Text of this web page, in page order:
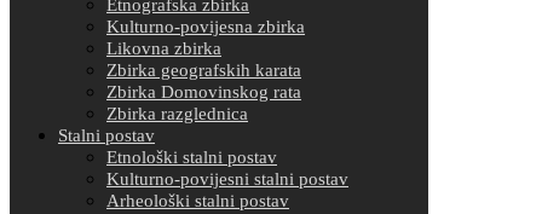
Etnografska zbirka
Kulturno-povijesna zbirka
Likovna zbirka
Zbirka geografskih karata
Zbirka Domovinskog rata
Zbirka razglednica
Stalni postav
Etnološki stalni postav
Kulturno-povijesni stalni postav
Arheološki stalni postav